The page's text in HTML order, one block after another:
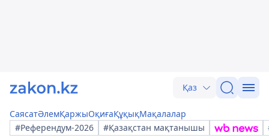
Қаз
СаясатӘлемҚаржыОқиғаҚұқықМақалалар
#Референдум-2026
#Қазақстан мақтанышы